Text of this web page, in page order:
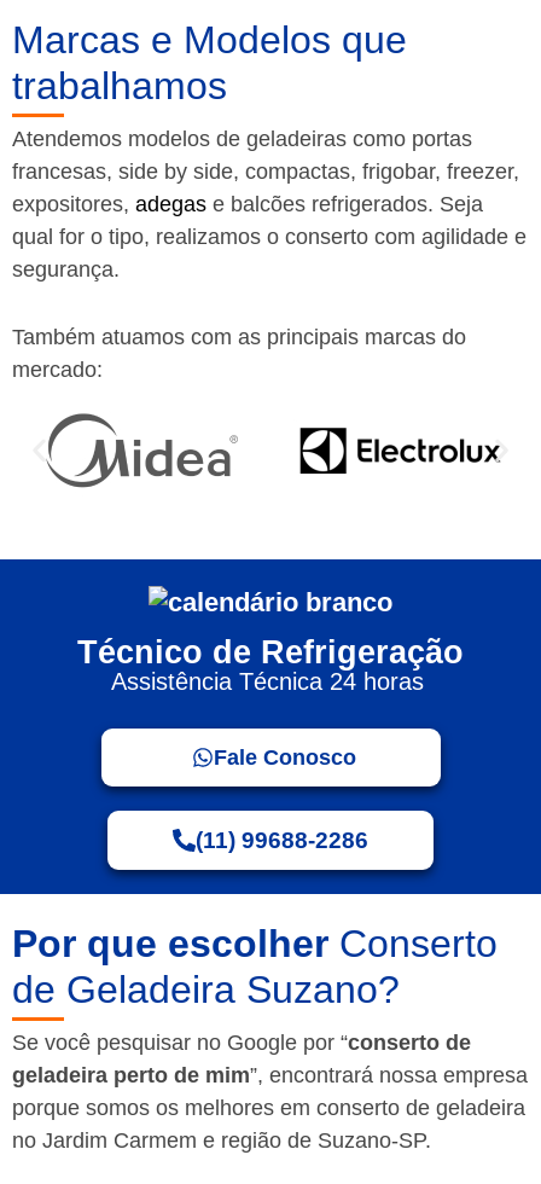
Marcas e Modelos que
trabalhamos
Atendemos modelos de geladeiras como portas
francesas, side by side, compactas, frigobar, freezer,
expositores, adegas e balcões refrigerados. Seja
qual for o tipo, realizamos o conserto com agilidade e
segurança.
Também atuamos com as principais marcas do
mercado:
Técnico de Refrigeração
Assistência Técnica 24 horas
Fale Conosco
(11) 99688-2286
Por que escolher Conserto
de Geladeira Suzano?
Se você pesquisar no Google por “conserto de
geladeira perto de mim”, encontrará nossa empresa
porque somos os melhores em conserto de geladeira
no Jardim Carmem e região de Suzano-SP.